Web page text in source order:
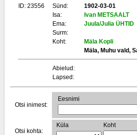
ID: 23556 Sünd:
1902-03-01
Isa:
Ivan METSAALT
Ema:
Juula/Julia ÜHTID
Surm:
Koht:
Mäla Kopli
Mäla, Muhu vald,
Abielud:
Lapsed:
Otsi inimest:
Eesnimi
Otsi kohta:
Küla Koht